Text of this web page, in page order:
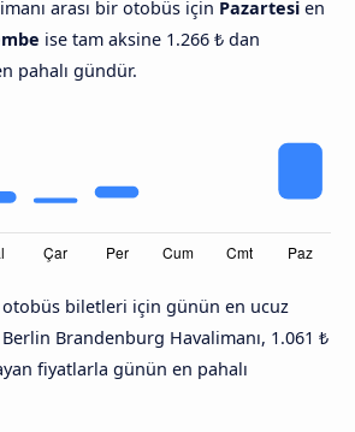
arası bir otobüs için Pazartesi en
ise tam aksine 1.266 ₺ dan
pahalı gündür.
biletleri için günün en ucuz
Brandenburg Havalimanı, 1.061 ₺
fiyatlarla günün en pahalı